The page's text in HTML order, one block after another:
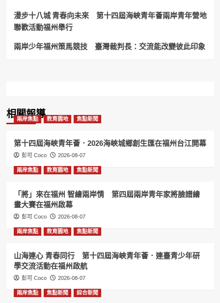
漫步十八城 青春向未來 第十四屆海峽青年薈兩岸青年營地
聯歡活動福州舉行
兩岸少年福州策馬競技 臺灣裁判長：交流能改變彼此印象
相關報導
兩岸焦點 教育園地 焦點新聞
第十四屆海峽青年薈．2026海峽城鄉創生匯在福州台江開幕
彭可 Coco 2026-08-07
兩岸焦點 教育園地 焦點新聞
「將」來在福州 智繪兩岸情 第四屆兩岸青年家將臉譜繪
畫大賽在福州啟幕
彭可 Coco 2026-08-07
兩岸焦點 教育園地 焦點新聞
山海連心 青春同行 第十四屆海峽青年薈．連臺青少年研
學交流活動在福州啟航
彭可 Coco 2026-08-07
兩岸焦點 焦點新聞 綜合新聞